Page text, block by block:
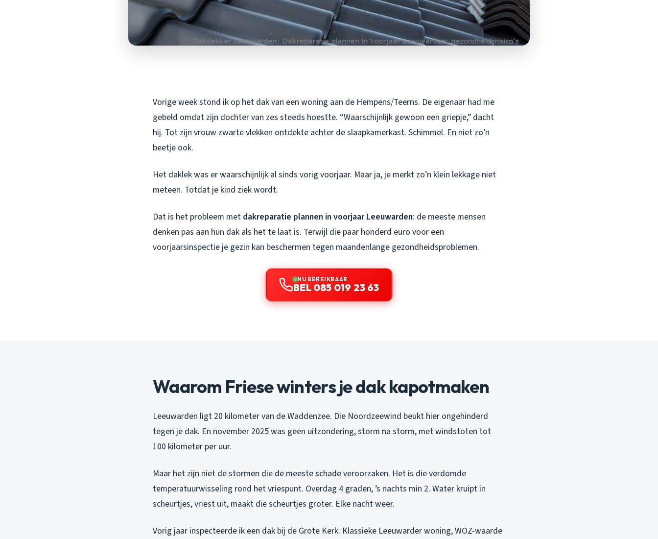
Vorige week stond ik op het dak van een woning aan de Hempens/Teerns. De eigenaar had me
gebeld omdat zijn dochter van zes steeds hoestte. “Waarschijnlijk gewoon een griepje,” dacht
hij. Tot zijn vrouw zwarte vlekken ontdekte achter de slaapkamerkast. Schimmel. En niet zo’n
beetje ook.
Het daklek was er waarschijnlijk al sinds vorig voorjaar. Maar ja, je merkt zo’n klein lekkage niet
meteen. Totdat je kind ziek wordt.
Dat is het probleem met dakreparatie plannen in voorjaar Leeuwarden: de meeste mensen
denken pas aan hun dak als het te laat is. Terwijl die paar honderd euro voor een
voorjaarsinspectie je gezin kan beschermen tegen maandenlange gezondheidsproblemen.
NU BEREIKBAAR
BEL 085 019 23 63
Waarom Friese winters je dak kapotmaken
Leeuwarden ligt 20 kilometer van de Waddenzee. Die Noordzeewind beukt hier ongehinderd
tegen je dak. En november 2025 was geen uitzondering, storm na storm, met windstoten tot
100 kilometer per uur.
Maar het zijn niet de stormen die de meeste schade veroorzaken. Het is die verdomde
temperatuurwisseling rond het vriespunt. Overdag 4 graden, ’s nachts min 2. Water kruipt in
scheurtjes, vriest uit, maakt die scheurtjes groter. Elke nacht weer.
Vorig jaar inspecteerde ik een dak bij de Grote Kerk. Klassieke Leeuwarder woning, WOZ-waarde